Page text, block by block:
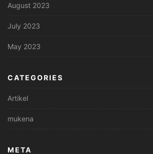
August 2023
July 2023
May 2023
CATEGORIES
Artikel
mukena
META